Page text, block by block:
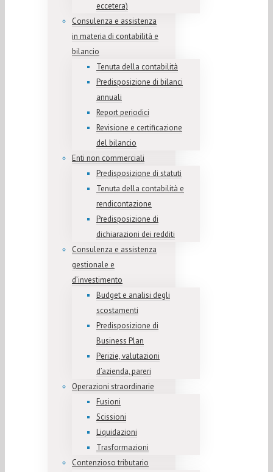
eccetera)
Consulenza e assistenza
in materia di contabilità e
bilancio
Tenuta della contabilità
Predisposizione di bilanci
annuali
Report periodici
Revisione e certificazione
del bilancio
Enti non commerciali
Predisposizione di statuti
Tenuta della contabilità e
rendicontazione
Predisposizione di
dichiarazioni dei redditi
Consulenza e assistenza
gestionale e
d’investimento
Budget e analisi degli
scostamenti
Predisposizione di
Business Plan
Perizie, valutazioni
d’azienda, pareri
Operazioni straordinarie
Fusioni
Scissioni
Liquidazioni
Trasformazioni
Contenzioso tributario